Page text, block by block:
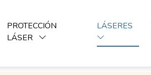
PROTECCIÓN
LÁSER
LÁSERES